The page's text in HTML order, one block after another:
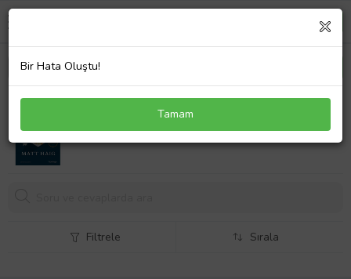
Gece Yarısı Kütüphanesi - Matt Haig
Filtrele Sırala
Bir Hata Oluştu!
Tamam